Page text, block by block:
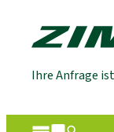
Ihre Anfrage